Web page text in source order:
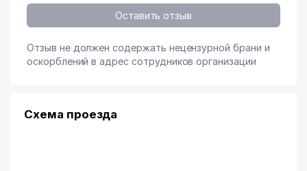
Оставить отзыв
Отзыв не должен содержать нецензурной брани и
оскорблений в адрес сотрудников организации
Схема проезда